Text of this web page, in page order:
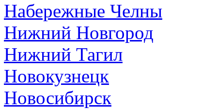
Набережные Челны
Нижний Новгород
Нижний Тагил
Новокузнецк
Новосибирск